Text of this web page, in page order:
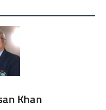
Khan